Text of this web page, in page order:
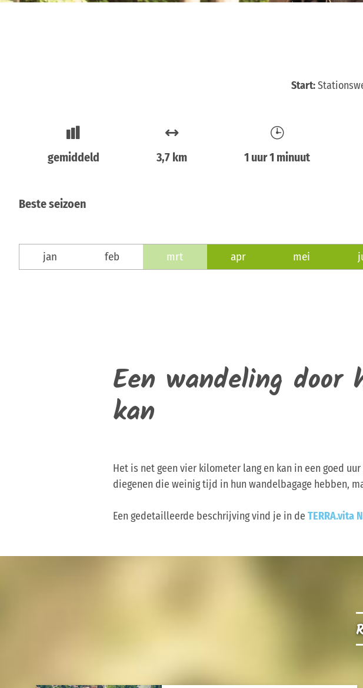
Start:
gemiddeld 3,7 km 1 uur 1 minuut
Beste seizoen
jan feb mrt apr mei
Een wandeling
kan
Het is net geen vier kilometer lang en kan in een goed
diegenen die weinig tijd in hun wandelbagage hebben,
Een gedetailleerde beschrijving vind je in de TERRA.vita